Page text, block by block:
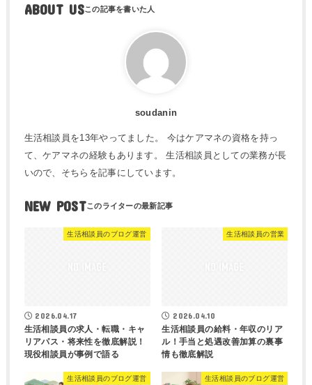
ABOUT US
soudanin
生活相談員を13年やってました。 今はケアマネの資格を持っ
て、ケアマネの経験もあります。 生活相談員としての業務が長
いので、そちらを記事にしています。
NEW POST
生活相談員のブログ運営
2026.04.17
生活相談員の求人・転職・キャ
リアパス・将来性を徹底解説！
現役相談員が事例で語る
生活相談員の営業
2026.04.10
生活相談員の給料・年収のリア
ル！手当と処遇改善加算の裏事
情も徹底解説
生活相談員のブログ運営 生活相談員のブログ運営